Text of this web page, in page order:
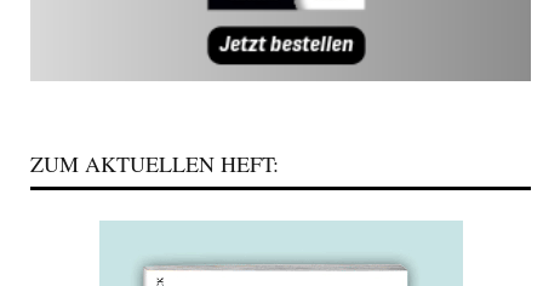
ZUM AKTUELLEN HEFT: